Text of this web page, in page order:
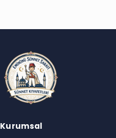
Kurumsal